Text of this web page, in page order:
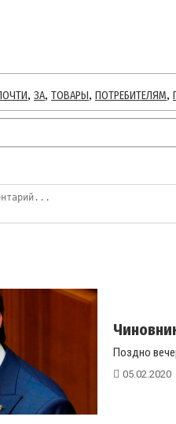
, ЗА, ТОВАРЫ, ПОТРЕБИТЕЛЯМ,
Поздно
05.02.2020